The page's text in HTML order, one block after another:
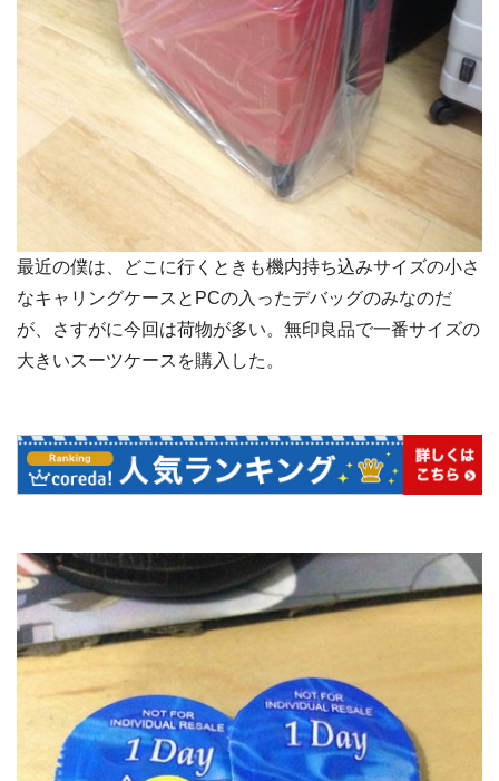
最近の僕は、どこに行くときも機内持ち込みサイズの小さ
なキャリングケースとPCの入ったデバッグのみなのだ
が、さすがに今回は荷物が多い。無印良品で一番サイズの
大きいスーツケースを購入した。